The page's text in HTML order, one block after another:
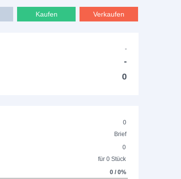
Kaufen Verkaufen
-
-
0
0
Brief
0
für 0 Stück
0 / 0%